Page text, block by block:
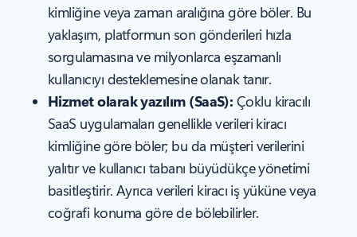
kimliğine veya zaman aralığına göre böler. Bu
yaklaşım, platformun son gönderileri hızla
sorgulamasına ve milyonlarca eşzamanlı
kullanıcıyı desteklemesine olanak tanır.
Hizmet olarak yazılım (SaaS): Çoklu kiracılı
SaaS uygulamaları genellikle verileri kiracı
kimliğine göre böler; bu da müşteri verilerini
yalıtır ve kullanıcı tabanı büyüdükçe yönetimi
basitleştirir. Ayrıca verileri kiracı iş yüküne veya
coğrafi konuma göre de bölebilirler.